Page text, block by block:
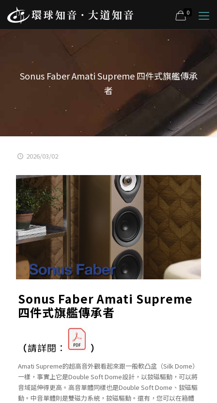
0
Sonus Faber Amati Supreme 四件式旗艦傳承
者
2026/03/02
Sonus Faber Amati Supreme
四件式旗艦傳承者
（請詳閱： ）
Amati Supreme的超高音外觀看起來跟一般軟凸盆（Silk Dome）
一樣，事實上它是Double Soft Dome設計，以釹磁驅動，可以將
音域延伸得更高。高音單體同樣也是Double Soft Dome、釹磁驅
動。中音單體則是雙磁力系統，釹磁驅動。還有，您可以在箱體